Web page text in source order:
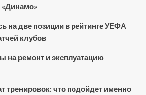
«Динамо»
на две позиции в рейтинге УЕФА
клубов
на ремонт и эксплуатацию
тренировок: что подойдет именно